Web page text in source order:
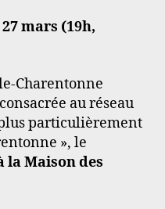
mars (19h,
Charentonne
au réseau
particulièrement
», le
la Maison des